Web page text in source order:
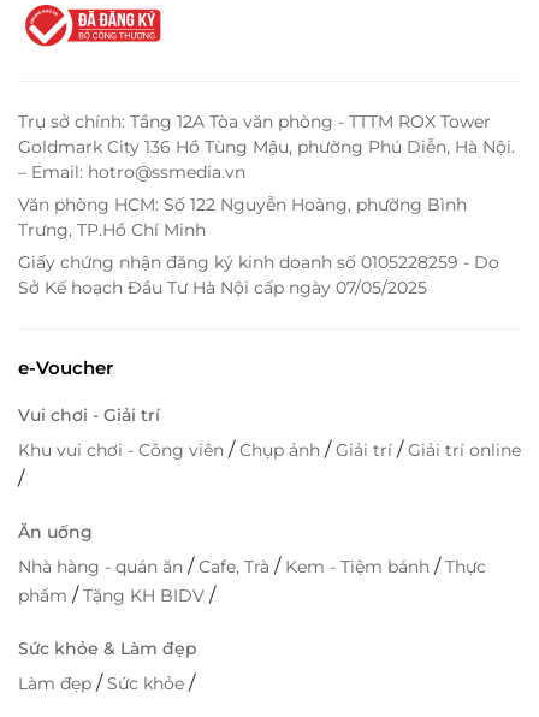
Trụ sở chính: Tầng 12A Tòa văn phòng - TTTM ROX Tower
Goldmark City 136 Hồ Tùng Mậu, phường Phú Diễn, Hà Nội.
– Email: hotro@ssmedia.vn
Văn phòng HCM: Số 122 Nguyễn Hoàng, phường Bình
Trưng, TP.Hồ Chí Minh
Giấy chứng nhận đăng ký kinh doanh số 0105228259 - Do
Sở Kế hoạch Đầu Tư Hà Nội cấp ngày 07/05/2025
e-Voucher
Vui chơi - Giải trí
Khu vui chơi - Công viên /Chụp ảnh /Giải trí /Giải trí online
/
Ăn uống
Nhà hàng - quán ăn /Cafe, Trà / Kem - Tiệm bánh /Thực
phẩm /Tặng KH BIDV /
Sức khỏe & Làm đẹp
Làm đẹp /Sức khỏe /